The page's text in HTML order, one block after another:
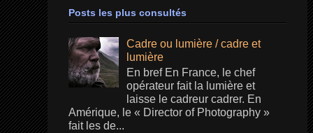
Posts les plus consultés
Cadre ou lumière / cadre et
lumière
En bref En France, le chef
opérateur fait la lumière et
laisse le cadreur cadrer. En
Amérique, le « Director of Photography »
fait les de...